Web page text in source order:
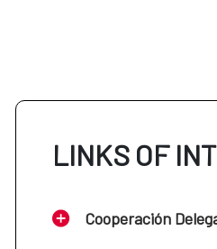
LINKS OF
Cooperación